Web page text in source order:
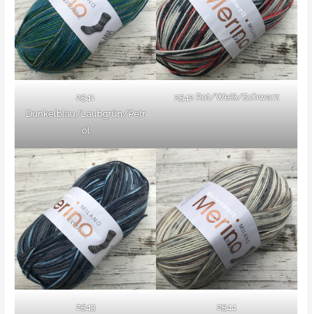
2541
Dunkelblau/Laubgrün/Petr
ol
2542 Rot/Weiß/Schwarz
2543
2544